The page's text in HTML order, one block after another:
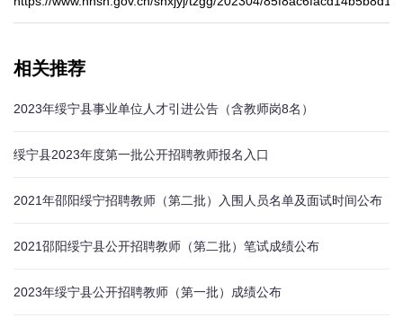
相关推荐
2023年绥宁县事业单位人才引进公告（含教师岗8名）
绥宁县2023年度第一批公开招聘教师报名入口
2021年邵阳绥宁招聘教师（第二批）入围人员名单及面试时间公布
2021邵阳绥宁县公开招聘教师（第二批）笔试成绩公布
2023年绥宁县公开招聘教师（第一批）成绩公布